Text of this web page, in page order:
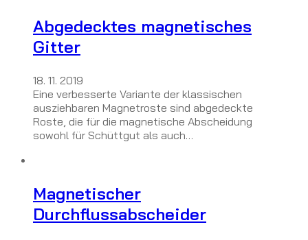
Abgedecktes magnetisches
Gitter
18. 11. 2019
Eine verbesserte Variante der klassischen
ausziehbaren Magnetroste sind abgedeckte
Roste, die für die magnetische Abscheidung
sowohl für Schüttgut als auch…
Magnetischer
Durchflussabscheider